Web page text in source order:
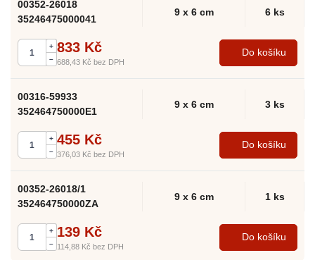
00352-26018
35246475000041
9 x 6 cm 6 ks
+
–
833 Kč
688,43 Kč bez DPH
Do košíku
00316-59933
352464750000E1
9 x 6 cm 3 ks
+
–
455 Kč
376,03 Kč bez DPH
Do košíku
00352-26018/1
352464750000ZA
9 x 6 cm 1 ks
+
–
139 Kč
114,88 Kč bez DPH
Do košíku